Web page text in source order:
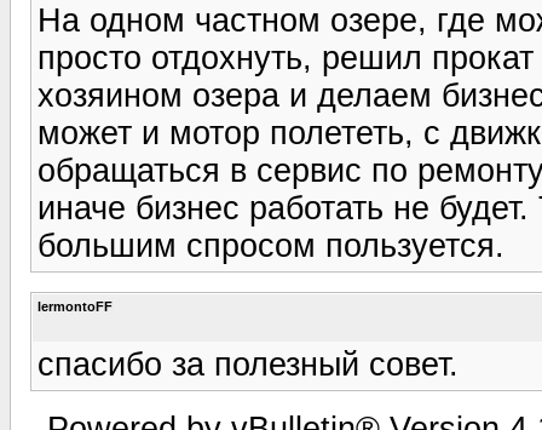
На одном частном озере, где
просто отдохнуть, решил
хозяином озера и делаем
может и мотор полететь, с
обращаться в сервис по
иначе бизнес работать не
большим спросом пользуется.
lermontoFF
спасибо за полезный совет.